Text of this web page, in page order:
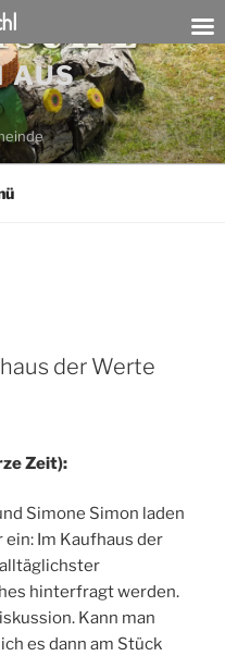
AUS
der Werte
Zeit):
Simone Simon laden
Im Kaufhaus der
hinterfragt werden.
Kann man
es dann am Stück